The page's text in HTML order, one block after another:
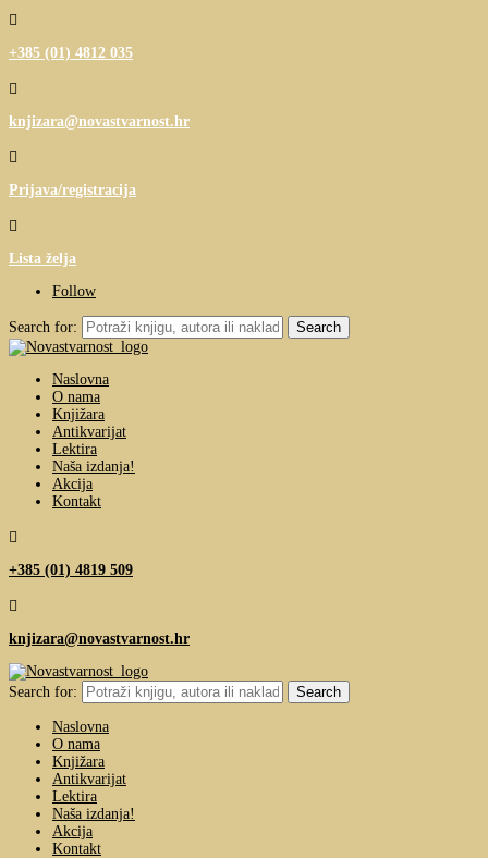

+385 (01) 4812 035

knjizara@novastvarnost.hr

Prijava/registracija

Lista želja
Follow
Search for:
Naslovna
O nama
Knjižara
Antikvarijat
Lektira
Naša izdanja!
Akcija
Kontakt

+385 (01) 4819 509

knjizara@novastvarnost.hr
Search for:
Naslovna
O nama
Knjižara
Antikvarijat
Lektira
Naša izdanja!
Akcija
Kontakt